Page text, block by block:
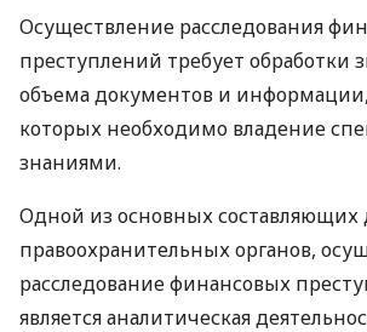
Осуществление расследования
преступлений требует обработки
объема документов и
которых необходимо владение
знаниями.
Одной из основных составляющих
правоохранительных органов,
расследование финансовых
является аналитическая